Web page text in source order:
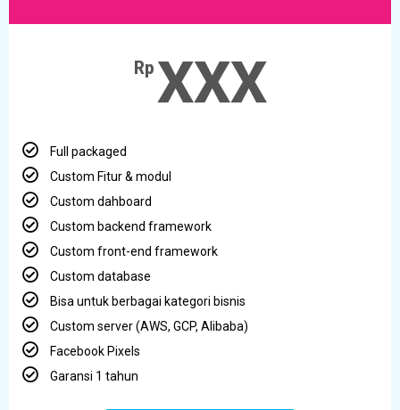
RpXXX
Full packaged
Custom Fitur & modul
Custom dahboard
Custom backend framework
Custom front-end framework
Custom database
Bisa untuk berbagai kategori bisnis
Custom server (AWS, GCP, Alibaba)
Facebook Pixels
Garansi 1 tahun